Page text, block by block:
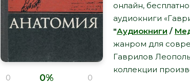
0 0% 0
онлайн,
аудиокниги
"Аудиокниги /
жанром для
Гаврилов
коллекции